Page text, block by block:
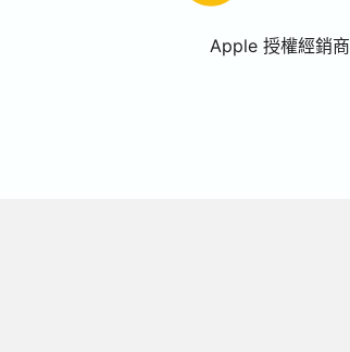
Apple 授權經銷商